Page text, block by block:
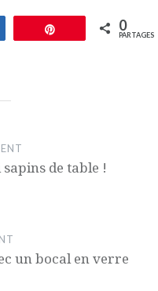
Épingle 0
PARTAGES
de table !
un bocal en verre